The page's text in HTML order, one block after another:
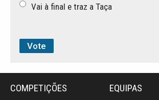
Vai à final e traz a Taça
COMPETIÇÕES EQUIPAS